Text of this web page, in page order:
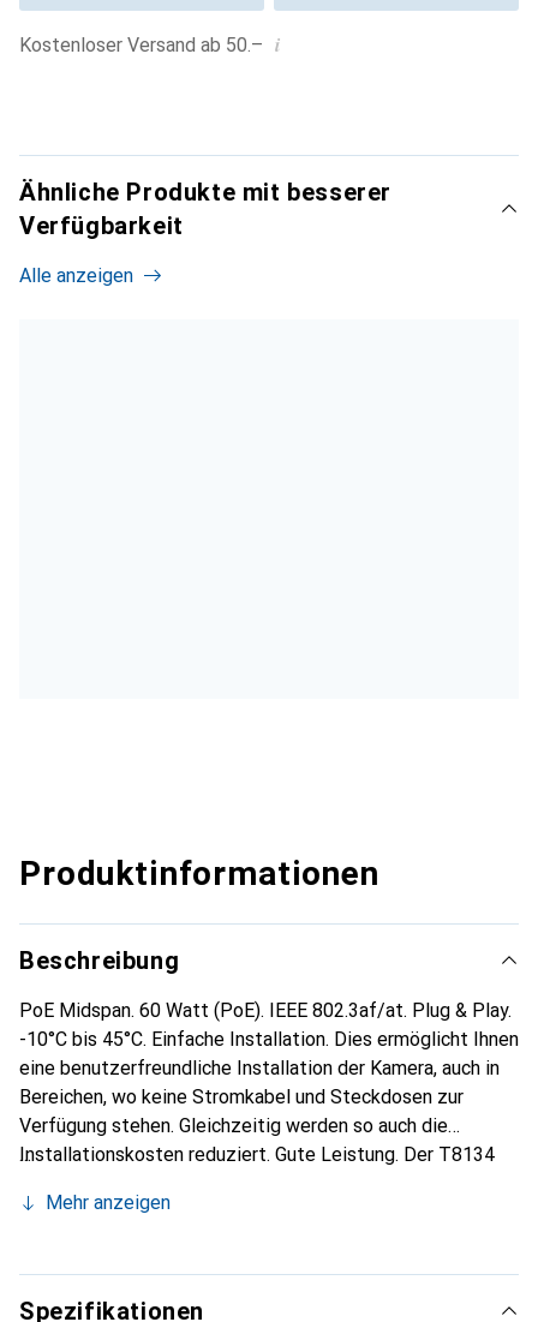
Kostenloser Versand ab 50.– i
Ähnliche Produkte mit besserer
Verfügbarkeit
Alle anzeigen
Produktinformationen
Beschreibung
PoE Midspan. 60 Watt (PoE). IEEE 802.3af/at. Plug & Play.
-10°C bis 45°C. Einfache Installation. Dies ermöglicht Ihnen
eine benutzerfreundliche Installation der Kamera, auch in
Bereichen, wo keine Stromkabel und Steckdosen zur
Verfügung stehen. Gleichzeitig werden so auch die
Installationskosten reduziert. Gute Leistung. Der T8134
Q60-E Netzwerk-Kameras in Temperaturbereichen unter
Power over Ethernet können Sie kompatible Geräte über
das Netzwerkkabel mit Strom versorgen. Besonders für
Mehr anzeigen
Spezifikationen